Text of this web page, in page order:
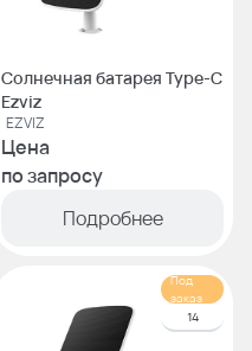
Солнечная батарея Type-C
Ezviz
EZVIZ
Цена
по запросу
Подробнее
Под
заказ
14